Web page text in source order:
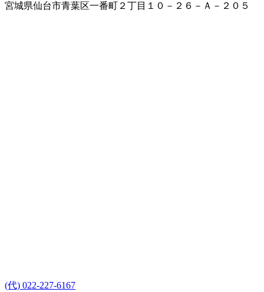
宮城県仙台市青葉区一番町２丁目１０－２６－Ａ－２０５
(代) 022-227-6167